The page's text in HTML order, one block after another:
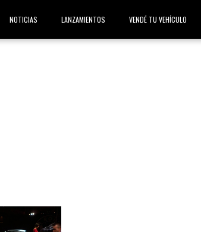
NOTICIAS LANZAMIENTOS VENDÉ TU VEHÍCULO